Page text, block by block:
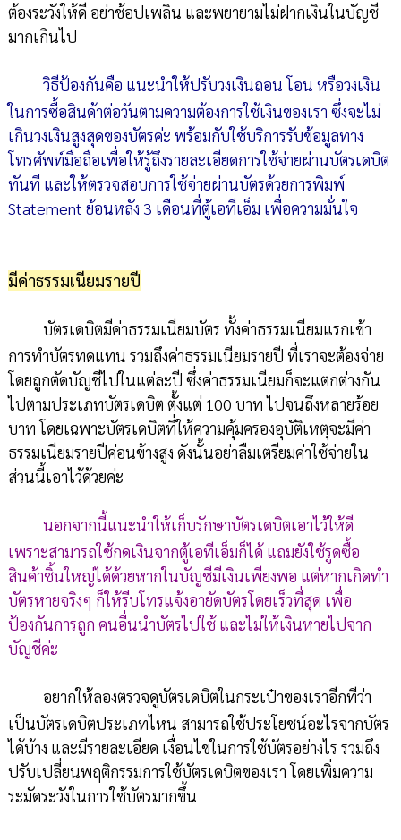
ต้องระวังให้ดี อย่าช้อปเพลิน และพยายามไม่ฝากเงินในบัญชี
มากเกินไป
วิธีป้องกันคือ แนะนำให้ปรับวงเงินถอน โอน หรือวงเงิน
ในการซื้อสินค้าต่อวันตามความต้องการใช้เงินของเรา ซึ่งจะไม่
เกินวงเงินสูงสุดของบัตรค่ะ พร้อมกับใช้บริการรับข้อมูลทาง
โทรศัพท์มือถือเพื่อให้รู้ถึงรายละเอียดการใช้จ่ายผ่านบัตรเดบิต
ทันที และให้ตรวจสอบการใช้จ่ายผ่านบัตรด้วยการพิมพ์
Statement ย้อนหลัง 3 เดือนที่ตู้เอทีเอ็ม เพื่อความมั่นใจ
มีค่าธรรมเนียมรายปี
บัตรเดบิตมีค่าธรรมเนียมบัตร ทั้งค่าธรรมเนียมแรกเข้า
การทำบัตรทดแทน รวมถึงค่าธรรมเนียมรายปี ที่เราจะต้องจ่าย
โดยถูกตัดบัญชีไปในแต่ละปี ซึ่งค่าธรรมเนียมก็จะแตกต่างกัน
ไปตามประเภทบัตรเดบิต ตั้งแต่ 100 บาท ไปจนถึงหลายร้อย
บาท โดยเฉพาะบัตรเดบิตที่ให้ความคุ้มครองอุบัติเหตุจะมีค่า
ธรรมเนียมรายปีค่อนข้างสูง ดังนั้นอย่าลืมเตรียมค่าใช้จ่ายใน
ส่วนนี้เอาไว้ด้วยค่ะ
นอกจากนี้แนะนำให้เก็บรักษาบัตรเดบิตเอาไว้ให้ดี
เพราะสามารถใช้กดเงินจากตู้เอทีเอ็มก็ได้ แถมยังใช้รูดซื้อ
สินค้าชิ้นใหญ่ได้ด้วยหากในบัญชีมีเงินเพียงพอ แต่หากเกิดทำ
บัตรหายจริงๆ ก็ให้รีบโทรแจ้งอายัดบัตรโดยเร็วที่สุด เพื่อ
ป้องกันการถูก คนอื่นนำบัตรไปใช้ และไม่ให้เงินหายไปจาก
บัญชีค่ะ
อยากให้ลองตรวจดูบัตรเดบิตในกระเป๋าของเราอีกทีว่า
เป็นบัตรเดบิตประเภทไหน สามารถใช้ประโยชน์อะไรจากบัตร
ได้บ้าง และมีรายละเอียด เงื่อนไขในการใช้บัตรอย่างไร รวมถึง
ปรับเปลี่ยนพฤติกรรมการใช้บัตรเดบิตของเรา โดยเพิ่มความ
ระมัดระวังในการใช้บัตรมากขึ้น